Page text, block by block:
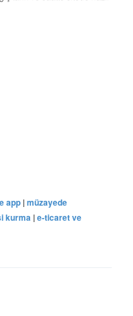
app |müzayede
kurma |e-ticaret ve